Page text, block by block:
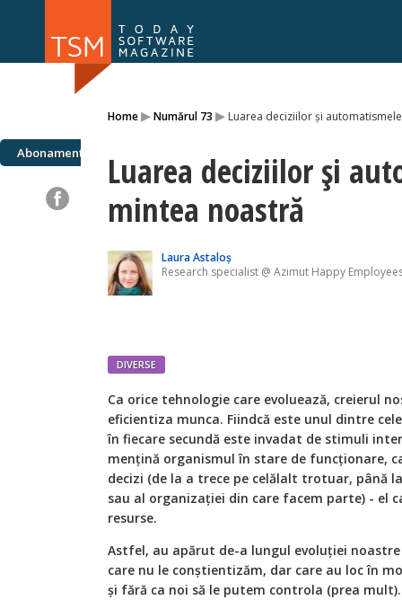
Home▸Numărul 73 ▸ Luarea deciziilor și
Abonamente
Luarea deciziilor și
mintea noastră
Laura Astaloș
Research specialist @ Azimut Happy
DIVERSE
Ca orice tehnologie care evoluează, creierul
eficientiza munca. Fiindcă este unul dintre
în fiecare secundă este invadat de stimuli
mențină organismul în stare de funcționare,
decizi (de la a trece pe celălalt trotuar, până
sau al organizației din care facem parte) - el
resurse.
Astfel, au apărut de-a lungul evoluției
care nu le conștientizăm, dar care au loc în
și fără ca noi să le putem controla (prea mult).